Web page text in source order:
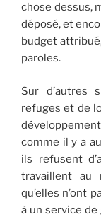
chose dessus,
déposé, et
budget
paroles.
Sur d’autres
refuges et de
comme il y a
ils refusent
travaillent au
qu’elles n’ont
à un service de